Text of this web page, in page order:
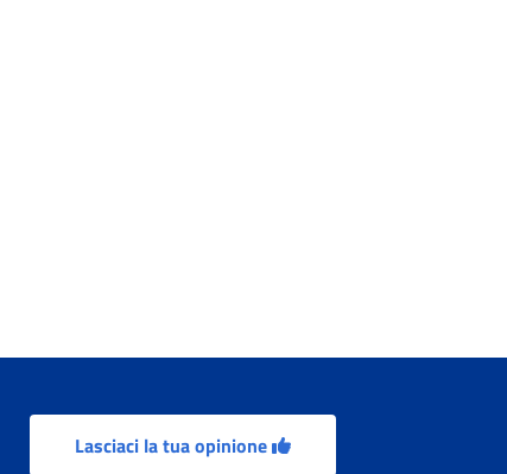
Lasciaci la tua opinione